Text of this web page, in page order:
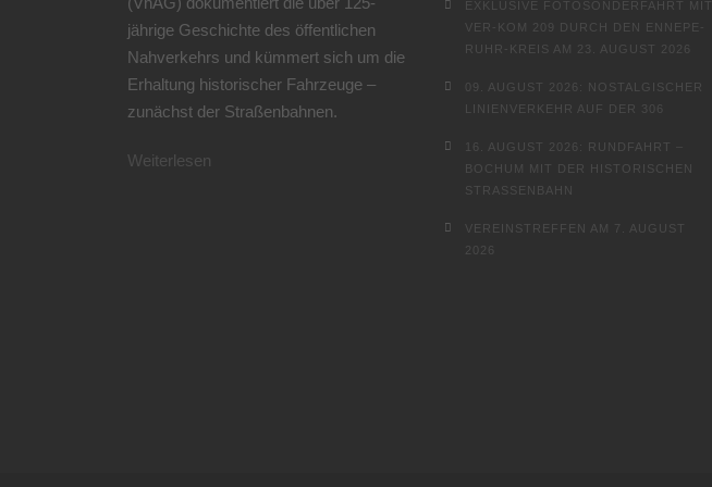
jährige Geschichte des öffentlichen
Nahverkehrs und kümmert sich um die
Erhaltung historischer Fahrzeuge –
zunächst der Straßenbahnen.
Weiterlesen
EXKLUSIVE FOTOSONDERFAHRT MIT
VER-KOM 209 DURCH DEN ENNEPE-
RUHR-KREIS AM 23. AUGUST 2026
09. AUGUST 2026: NOSTALGISCHER
LINIENVERKEHR AUF DER 306
16. AUGUST 2026: RUNDFAHRT –
BOCHUM MIT DER HISTORISCHEN
STRASSENBAHN
VEREINSTREFFEN AM 7. AUGUST
2026